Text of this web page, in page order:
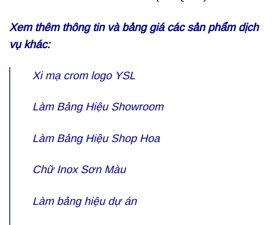
Xem thêm thông tin và bảng giá các sản phẩm dịch
vụ khác:
Xi mạ crom logo YSL
Làm Bảng Hiệu Showroom
Làm Bảng Hiệu Shop Hoa
Chữ Inox Sơn Màu
Làm bảng hiệu dự án